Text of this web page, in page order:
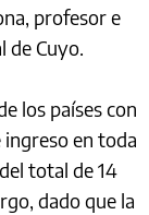
profesor e
de Cuyo.
los países con
en toda
total de 14
dado que la